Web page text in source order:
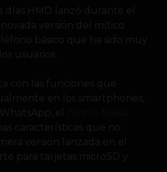
días HMD lanzó durante el
versión del mítico
básico que ha sido muy
usuarios.
con las funciones que
en los smartphones,
el
características que no
versión lanzada en el
para tarjetas microSD y